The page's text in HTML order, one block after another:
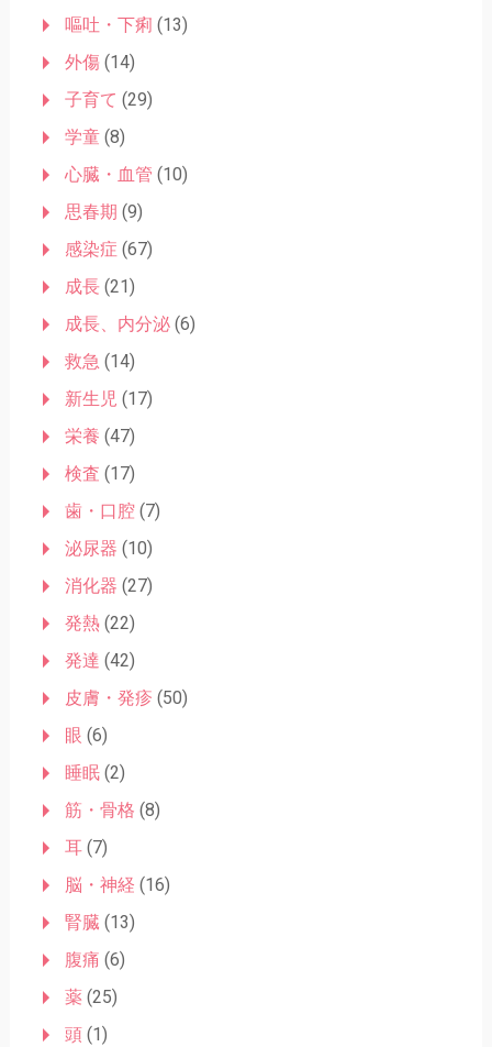
嘔吐・下痢 (13)
外傷(14)
子育て (29)
学童(8)
心臓・血管 (10)
思春期 (9)
感染症 (67)
成長(21)
成長、内分泌(6)
救急 (14)
新生児 (17)
栄養 (47)
検査 (17)
歯・口腔(7)
泌尿器 (10)
消化器 (27)
発熱(22)
発達 (42)
皮膚・発疹 (50)
眼 (6)
睡眠(2)
筋・骨格 (8)
耳(7)
脳・神経 (16)
腎臓 (13)
腹痛 (6)
薬(25)
頭(1)